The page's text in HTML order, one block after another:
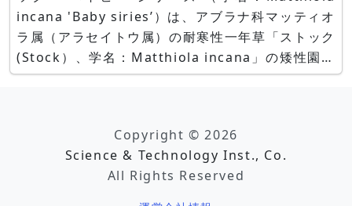
incana 'Baby siries’）は、アブラナ科マッティオ
ラ属（アラセイトウ属）の耐寒性一年草「ストック
(Stock）、学名：Matthiola incana」の矮性園芸
品種です。 'ベイビー シリーズ'は草丈が低く分枝
Copyright © 2026
Science & Technology Inst., Co.
All Rights Reserved